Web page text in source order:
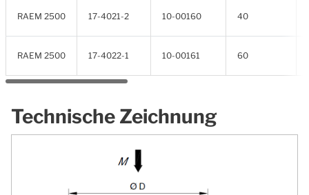
RAEM 2500 17-4021-2 10-00160 40
RAEM 2500 17-4022-1 10-00161 60
Technische Zeichnung